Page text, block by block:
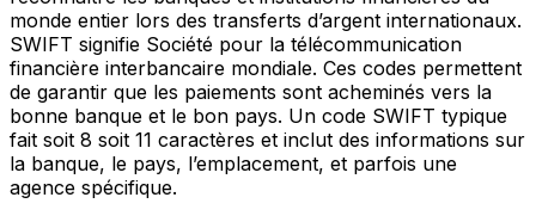
monde entier lors des transferts d’argent internationaux.
SWIFT signifie Société pour la télécommunication
financière interbancaire mondiale. Ces codes permettent
de garantir que les paiements sont acheminés vers la
bonne banque et le bon pays. Un code SWIFT typique
fait soit 8 soit 11 caractères et inclut des informations sur
la banque, le pays, l’emplacement, et parfois une
agence spécifique.